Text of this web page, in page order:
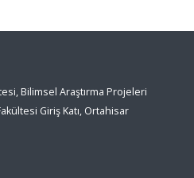
Bilimsel Araştırma Projeleri
Giriş Katı, Ortahisar